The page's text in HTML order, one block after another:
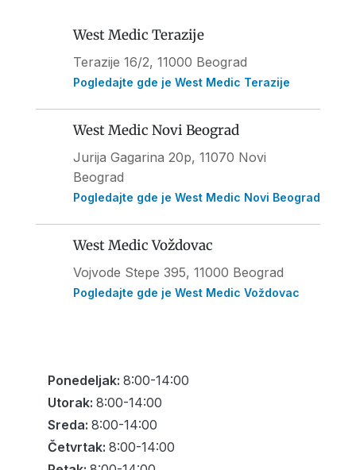
West Medic Terazije
Terazije 16/2, 11000 Beograd
Pogledajte gde je West Medic Terazije
West Medic Novi Beograd
Jurija Gagarina 20p, 11070 Novi
Beograd
Pogledajte gde je West Medic Novi Beograd
West Medic Voždovac
Vojvode Stepe 395, 11000 Beograd
Pogledajte gde je West Medic Voždovac
Ponedeljak: 8:00-14:00
Utorak: 8:00-14:00
Sreda: 8:00-14:00
Četvrtak: 8:00-14:00